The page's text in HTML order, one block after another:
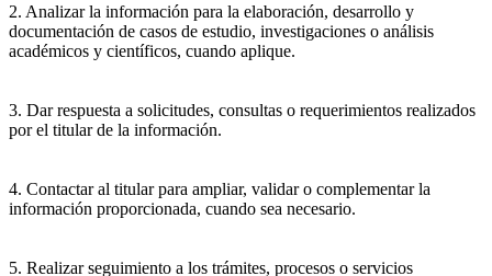
2. Analizar la información para la elaboración, desarrollo y
documentación de casos de estudio, investigaciones o análisis
académicos y científicos, cuando aplique.
3. Dar respuesta a solicitudes, consultas o requerimientos realizados
por el titular de la información.
4. Contactar al titular para ampliar, validar o complementar la
información proporcionada, cuando sea necesario.
5. Realizar seguimiento a los trámites, procesos o servicios